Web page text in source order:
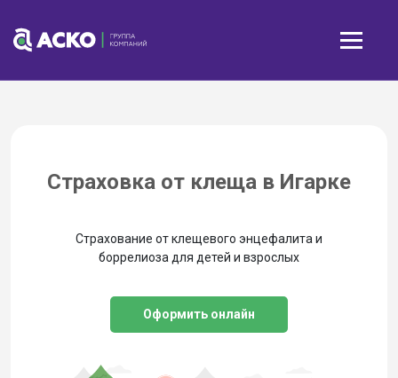
Страховка от клеща в Игарке
Страхование от клещевого энцефалита и
боррелиоза для детей и взрослых
Оформить онлайн